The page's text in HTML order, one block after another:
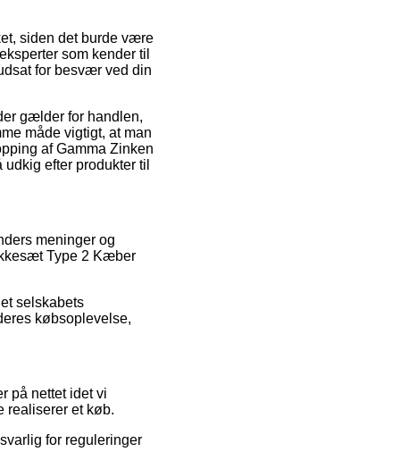
siden det burde være
som kender til
for besvær ved din
gælder for handlen,
måde vigtigt, at man
af Gamma Zinken
efter produkter til
meninger og
Type 2 Kæber
selskabets
købsoplevelse,
på nettet idet vi
realiserer et køb.
for reguleringer